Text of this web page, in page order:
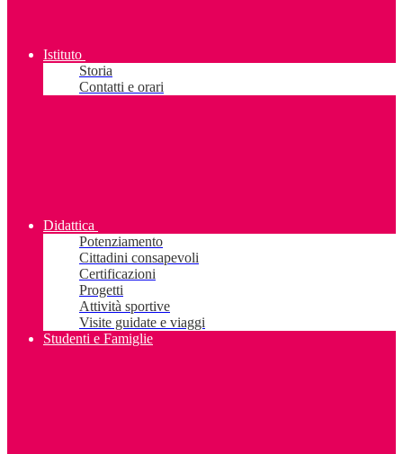
Istituto
Storia
Contatti e orari
Didattica
Potenziamento
Cittadini consapevoli
Certificazioni
Progetti
Attività sportive
Visite guidate e viaggi
Studenti e Famiglie